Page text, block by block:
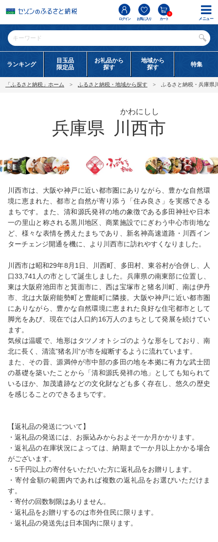
ログイン お気に入り カート
0
ランキング
目玉品
限定品
お礼品から
探す
地域から
探す
特集
「ふるさと納税」ホーム ふるさと納税・地域から探す ふるさと納税・兵庫県
兵庫県 川西市
かわにしし
川西市は、大阪や神戸に近い都市圏にありながら、豊かな自然環
境に恵まれた、都市と自然が寄り添う「住み良さ」を実感できる
まちです。また、清和源氏発祥の地の象徴である多田神社や日本
一の里山と称される黒川地区、商業施設でにぎわう中心市街地な
ど、様々な表情を携えたまちであり、新名神高速道路・川西イン
ターチェンジ開通を機に、より川西市に訪れやすくなりました。
川西市は昭和29年8月1日、川西町、多田村、東谷村が合併し、人
口33,741人の市として誕生しました。兵庫県の南東部に位置し、
東は大阪府池田市と箕面市に、西は宝塚市と猪名川町、南は伊丹
市、北は大阪府能勢町と豊能町に隣接。大阪や神戸に近い都市圏
にありながら、豊かな自然環境に恵まれた良好な住宅都市として
脚光をあび、現在では人口約16万人のまちとして発展を続けてい
ます。
気候は温暖で、地形はタツノオトシゴのような形をしており、南
北に長く、清流”猪名川“が市を縦断するように流れています。
また、その昔、源満仲が市中部の多田の地を本拠に有力な武士団
の基礎を築いたことから「清和源氏発祥の地」としても知られて
いるほか、加茂遺跡などの文化財なども多く存在し、悠久の歴史
を感じることのできるまちです。
【返礼品の発送について】
・返礼品の発送には、お振込みからおよそ一か月かかります。
・返礼品の在庫状況によっては、納期まで一か月以上かかる場合
がございます。
・5千円以上の寄付をいただいた方に返礼品をお贈りします。
・寄付金額の範囲内であれば複数の返礼品をお選びいただけま
す。
・寄付の回数制限はありません。
・返礼品をお贈りするのは市外住民に限ります。
・返礼品の発送先は日本国内に限ります。
メニュー